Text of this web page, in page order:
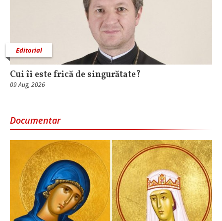
Editorial
Cui îi este frică de singurătate?
09 Aug, 2026
Documentar